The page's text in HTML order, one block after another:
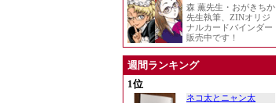
森 薫先生・おがきちか
先生執筆、ZINオリジ
ナルカードバインダー
販売中です！
週間ランキング
1位
ネコ太とニャン太